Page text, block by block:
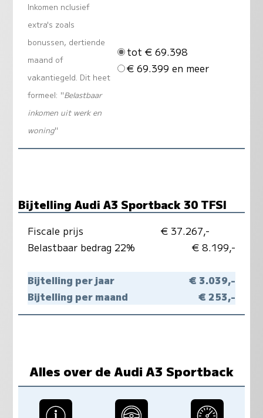
Inkomen nclusief
extra's zoals
bonussen, dertiende
maand of
vakantiegeld. Dit heet
formeel: "Belastbaar
inkomen uit werk en
woning"
tot € 69.398
€ 69.399 en meer
Bijtelling Audi A3 Sportback 30 TFSI
Fiscale prijs
€ 37.267,-
Belastbaar bedrag 22%
€ 8.199,-
Bijtelling per jaar
€ 3.039,-
Bijtelling per maand
€ 253,-
Alles over de Audi A3 Sportback